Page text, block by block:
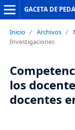
GACETA DE
Inicio / Archivos /
Investigaciones
los
docentes